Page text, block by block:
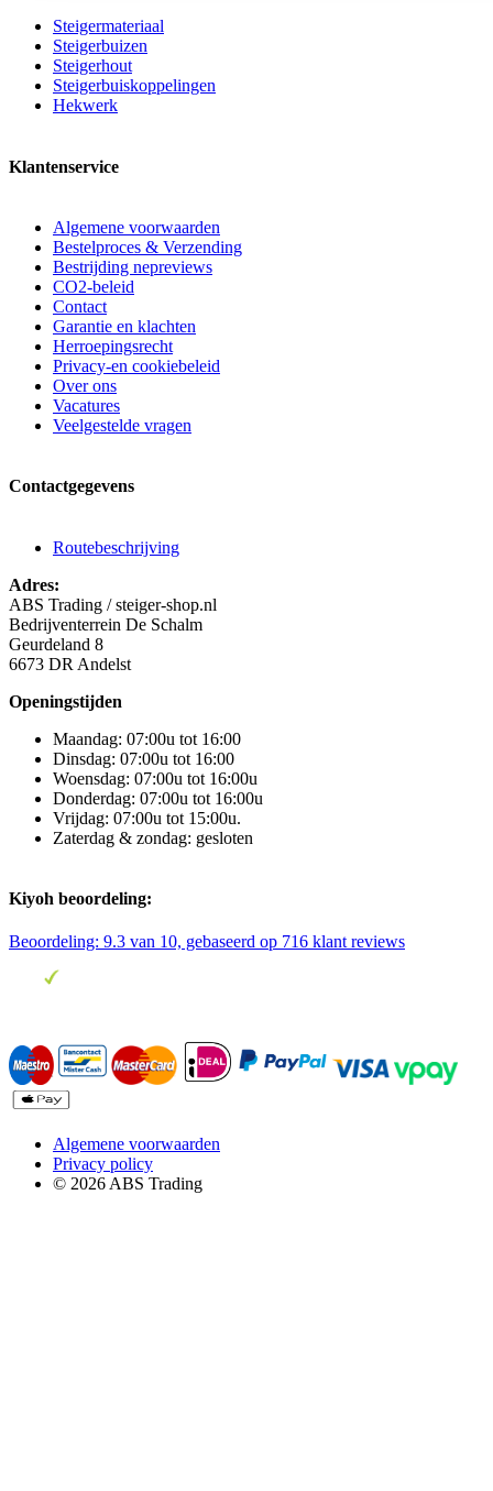
Steigermateriaal
Steigerbuizen
Steigerhout
Steigerbuiskoppelingen
Hekwerk
Klantenservice
Algemene voorwaarden
Bestelproces & Verzending
Bestrijding nepreviews
CO2-beleid
Contact
Garantie en klachten
Herroepingsrecht
Privacy-en cookiebeleid
Over ons
Vacatures
Veelgestelde vragen
Contactgegevens
Routebeschrijving
Adres:
ABS Trading / steiger-shop.nl
Bedrijventerrein De Schalm
Geurdeland 8
6673 DR Andelst
Openingstijden
Maandag: 07:00u tot 16:00
Dinsdag: 07:00u tot 16:00
Woensdag: 07:00u tot 16:00u
Donderdag: 07:00u tot 16:00u
Vrijdag: 07:00u tot 15:00u.
Zaterdag & zondag: gesloten
Kiyoh beoordeling:
Beoordeling: 9.3 van 10, gebaseerd op 716 klant reviews
Algemene voorwaarden
Privacy policy
© 2026 ABS Trading